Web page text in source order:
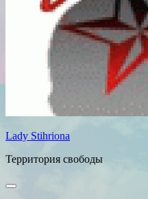
Lady Stihriona
Территория свободы